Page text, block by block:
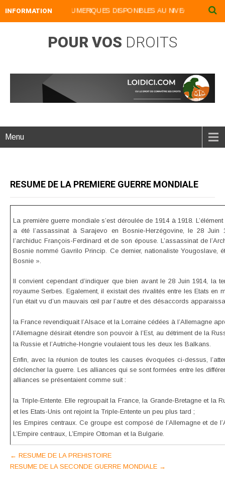
INFORMATION
NOS LIVRES NUMERIQUES DISPONIBLES AU NIVEAU DU MENU
POUR VOS DROITS
Menu
RESUME DE LA PREMIERE GUERRE MONDIALE
La première guerre mondiale s’est déroulée de 1914 à 1918.
a été l’assassinat à Sarajevo en Bosnie-Herzégovine, le 28 Juin
l’archiduc François-Ferdinard et de son épouse. L’assassinat de
Bosnie nommé Gavrilo Princip. Ce dernier, nationaliste Yougoslave,
Bosnie ».
Il convient cependant d’indiquer que bien avant le 28 Juin 1914, la
royaume Serbes. Egalement, il existait des rivalités entre les Etats en
l’un était vu d’un mauvais œil par l’autre et des désaccords
la France revendiquait l’Alsace et la Lorraine cédées à l’Allemagne
l’Allemagne désirait étendre son pouvoir à l’Est, au détriment de la
la Russie et l’Autriche-Hongrie voulaient tous les deux les Balkans.
Enfin, avec la réunion de toutes les causes évoquées ci-dessus,
déclencher la guerre. Les alliances qui se sont formées entre les
alliances se présentaient comme suit :
la Triple-Entente. Elle regroupait la France, la Grande-Bretagne et la
et les Etats-Unis ont rejoint la Triple-Entente un peu plus tard ;
les Empires centraux. Ce groupe est composé de l’Allemagne et de
L’Empire centraux, L’Empire Ottoman et la Bulgarie.
Post
navigation
← RESUME DE LA PREHISTOIRE
RESUME DE LA SECONDE GUERRE MONDIALE →